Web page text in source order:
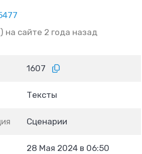
на сайте 2 года назад
1607
Тексты
Сценарии
28 Мая 2024 в 06:50